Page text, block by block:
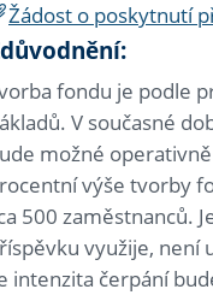
Žádost o poskytnutí
fondu je podle
V současné
možné
výše tvorby
500 zaměstnanců.
využije, není
intenzita čerpání